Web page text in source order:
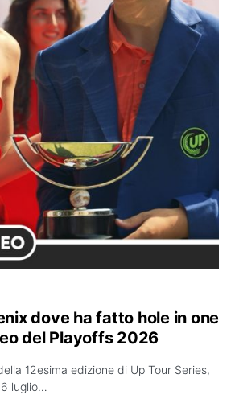
dove ha fatto hole in one
del Playoffs 2026
12esima edizione di Up Tour Series,
luglio…